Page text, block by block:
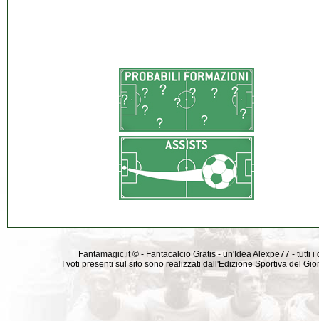
Fantamagic.it © - Fantacalcio Gratis - un'Idea Alexpe77 -
I voti presenti sul sito sono realizzati dall'Edizione Sportiva del